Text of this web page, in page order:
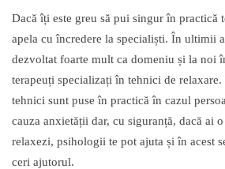
Dacă îți este greu să pui singur în practică
apela cu încredere la specialiști. În ultimii
dezvoltat foarte mult ca domeniu și la noi
terapeuți specializați în tehnici de relaxare.
tehnici sunt puse în practică în cazul
cauza anxietății dar, cu siguranță, dacă ai
relaxezi, psihologii te pot ajuta și în acest
ceri ajutorul.